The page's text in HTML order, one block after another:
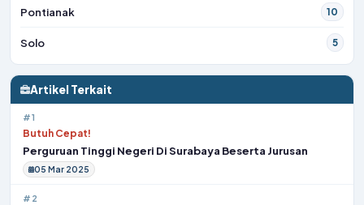
Pontianak 10
Solo 5
Artikel Terkait
#1
Butuh Cepat!
Perguruan Tinggi Negeri Di Surabaya Beserta Jurusan
05 Mar 2025
#2